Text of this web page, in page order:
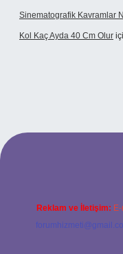
Sinematografik Kavramlar
Kol Kaç Ayda 40 Cm Olur
Reklam ve İletişim: